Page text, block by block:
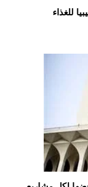
للغذاء